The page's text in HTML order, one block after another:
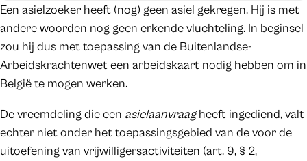
Een asielzoeker heeft (nog) geen asiel gekregen. Hij is met
andere woorden nog geen erkende vluchteling. In beginsel
zou hij dus met toepassing van de Buitenlandse-
Arbeidskrachtenwet een arbeidskaart nodig hebben om in
België te mogen werken.
De vreemdeling die een asielaanvraagheeft ingediend, valt
echter niet onder het toepassingsgebied van de voor de
uitoefening van vrijwilligersactiviteiten (art. 9, § 2,